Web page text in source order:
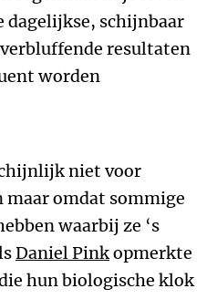
dagelijkse, schijnbaar
resultaten
worden
niet voor
maar omdat sommige
waarbij ze ‘s
Daniel Pinkopmerkte
hun biologische klok